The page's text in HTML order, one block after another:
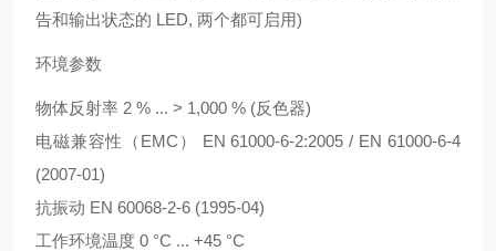
告和输出状态的 LED, 两个都可启用)
环境参数
物体反射率 2 % ... > 1,000 % (反色器)
电磁兼容性（EMC） EN 61000-6-2:2005 / EN 61000-6-4
(2007-01)
抗振动 EN 60068-2-6 (1995-04)
工作环境温度 0 °C ... +45 °C